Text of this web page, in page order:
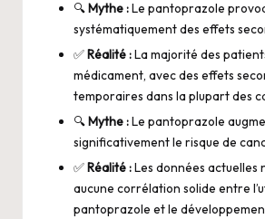
🔍Mythe :Le pantoprazole
systématiquement des effets
✅Réalité :La majorité des
médicament, avec des effets
temporaires dans la plupart des
🔍Mythe :Le pantoprazole
significativement le risque de
✅Réalité :Les données actuelles
aucune corrélation solide entre
pantoprazole et le